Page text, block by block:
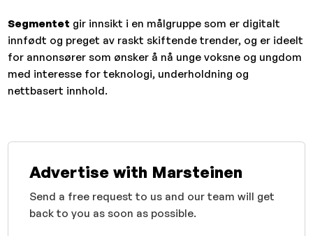
Segmentet gir innsikt i en målgruppe som er digitalt
innfødt og preget av raskt skiftende trender, og er ideelt
for annonsører som ønsker å nå unge voksne og ungdom
med interesse for teknologi, underholdning og
nettbasert innhold.
Advertise with Marsteinen
Send a free request to us and our team will get
back to you as soon as possible.